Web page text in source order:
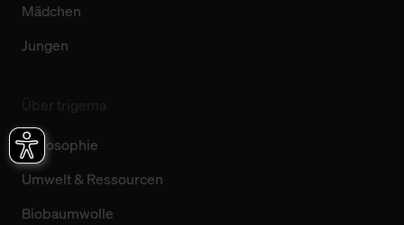
Mädchen
Jungen
Philosophie
Umwelt & Ressourcen
Biobaumwolle